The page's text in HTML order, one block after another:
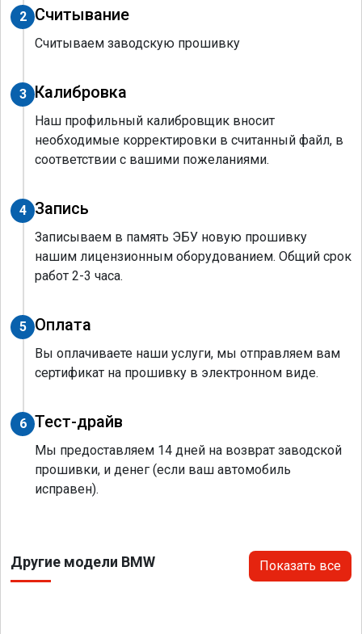
2 Считывание
Считываем заводскую прошивку
3 Калибровка
Наш профильный калибровщик вносит
необходимые корректировки в считанный файл, в
соответствии с вашими пожеланиями.
4 Запись
Записываем в память ЭБУ новую прошивку
нашим лицензионным оборудованием. Общий срок
работ 2-3 часа.
5 Оплата
Вы оплачиваете наши услуги, мы отправляем вам
сертификат на прошивку в электронном виде.
6 Тест-драйв
Мы предоставляем 14 дней на возврат заводской
прошивки, и денег (если ваш автомобиль
исправен).
Другие модели BMW Показать все